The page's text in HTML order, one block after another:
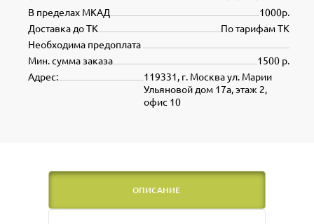
1000р.
В пределах МКАД
По тарифам ТК
Доставка до ТК
Необходима предоплата
1500 р.
Мин. сумма заказа
119331, г. Москва ул. Марии
Ульяновой дом 17а, этаж 2,
офис 10
Адрес:
ОПИСАНИЕ